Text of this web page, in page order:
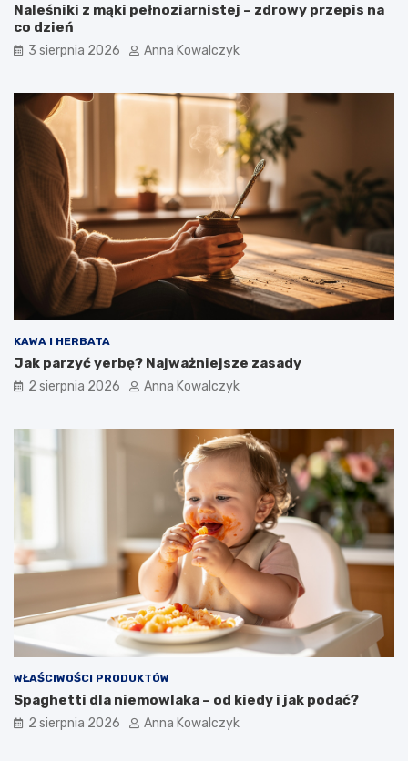
Naleśniki z mąki pełnoziarnistej – zdrowy przepis na
co dzień
3 sierpnia 2026 Anna Kowalczyk
KAWA I HERBATA
Jak parzyć yerbę? Najważniejsze zasady
2 sierpnia 2026 Anna Kowalczyk
WŁAŚCIWOŚCI PRODUKTÓW
Spaghetti dla niemowlaka – od kiedy i jak podać?
2 sierpnia 2026 Anna Kowalczyk